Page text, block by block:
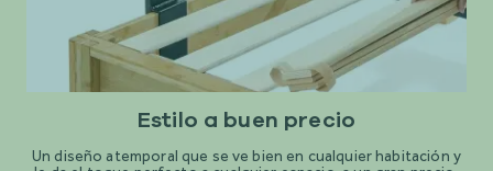
Estilo a buen precio
Un diseño atemporal que se ve bien en cualquier habitación y